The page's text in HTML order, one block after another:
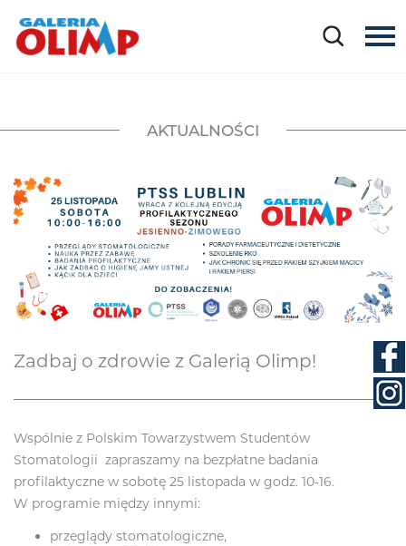
AKTUALNOŚCI
Zadbaj o zdrowie z Galerią Olimp!
Wspólnie z Polskim Towarzystwem Studentów
Stomatologii zapraszamy na bezpłatne badania
profilaktyczne w sobotę 25 listopada w godz. 10-16.
W programie między innymi:
przeglądy stomatologiczne,